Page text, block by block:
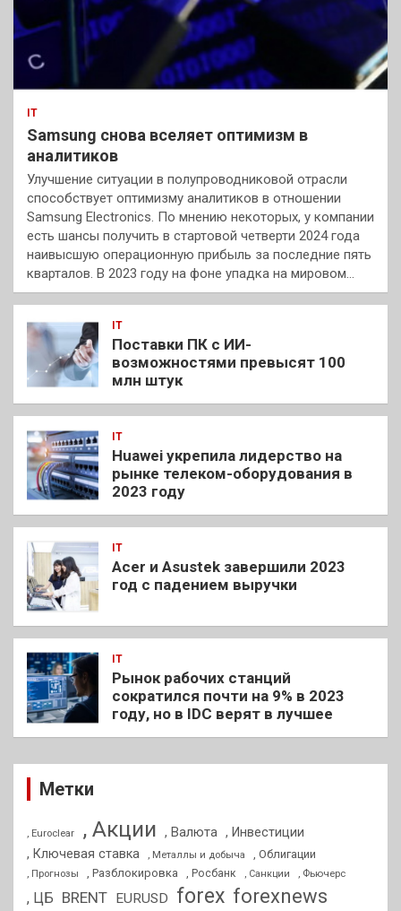
IT
Samsung снова вселяет оптимизм в
аналитиков
Улучшение ситуации в полупроводниковой отрасли
способствует оптимизму аналитиков в отношении
Samsung Electronics. По мнению некоторых, у компании
есть шансы получить в стартовой четверти 2024 года
наивысшую операционную прибыль за последние пять
кварталов. В 2023 году на фоне упадка на мировом…
IT
Поставки ПК с ИИ-
возможностями превысят 100
млн штук
IT
Huawei укрепила лидерство на
рынке телеком-оборудования в
2023 году
IT
Acer и Asustek завершили 2023
год с падением выручки
IT
Рынок рабочих станций
сократился почти на 9% в 2023
году, но в IDC верят в лучшее
Метки
, Euroclear , Акции , Валюта , Инвестиции
, Ключевая ставка
, Металлы и добыча , Облигации
, Прогнозы , Разблокировка , Росбанк , Санкции , Фьючерс
, ЦБ BRENT EURUSD forex forexnews